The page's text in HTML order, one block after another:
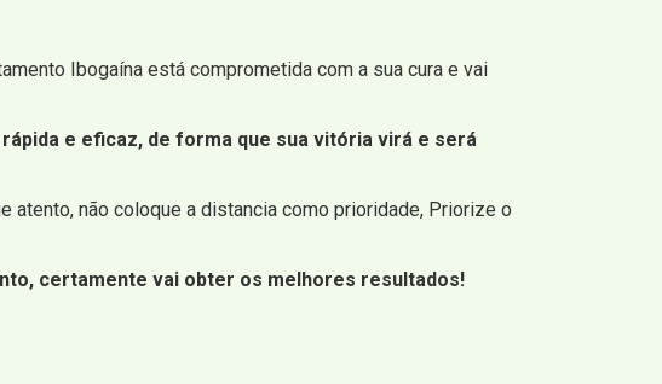
Ibogaína está comprometida com a sua cura e vai
e eficaz, de forma que sua vitória virá e será
atento, não coloque a distancia como prioridade, Priorize o
certamente vai obter os melhores resultados!